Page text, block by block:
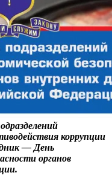
коррупции
— День
органов